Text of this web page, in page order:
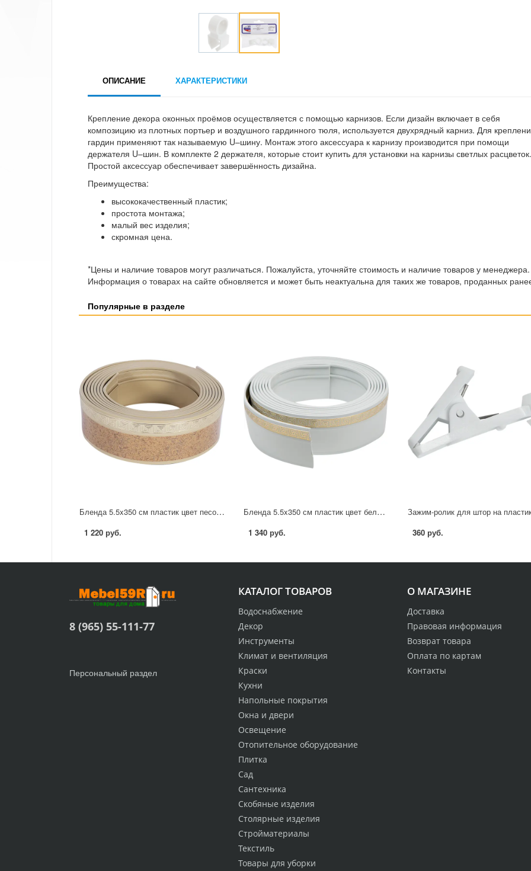
ОПИСАНИЕ ХАРАКТЕРИСТИКИ
Крепление декора оконных проёмов осуществляется с помощью карнизов. Если дизайн включает в себя
композицию из плотных портьер и воздушного гардинного тюля, используется двухрядный карниз. Для
гардин применяют так называемую U–шину. Монтаж этого аксессуара к карнизу производится при помощи
держателя U–шин. В комплекте 2 держателя, которые стоит купить для установки на карнизы светлых расцветок.
Простой аксессуар обеспечивает завершённость дизайна.
Преимущества:
высококачественный пластик;
простота монтажа;
малый вес изделия;
скромная цена.
*Цены и наличие товаров могут различаться. Пожалуйста, уточняйте стоимость и наличие товаров у менеджера.
Информация о товарах на сайте обновляется и может быть неактуальна для таких же товаров, проданных
Популярные в разделе
Бленда 5.5x350 см пластик цвет песочный/бежевый
1 220 руб.
Бленда 5.5x350 см пластик цвет белый золото
1 340 руб. 360 руб.
О МАГАЗИНЕ
Доставка
Правовая информация
Возврат товара
Оплата по картам
Контакты
КАТАЛОГ ТОВАРОВ
Водоснабжение
Декор
Инструменты
Климат и вентиляция
Краски
Кухни
Напольные покрытия
Окна и двери
Освещение
Отопительное оборудование
Плитка
Сад
Сантехника
Скобяные изделия
Столярные изделия
Стройматериалы
Текстиль
Товары для уборки
8 (965) 55-111-77
Персональный раздел